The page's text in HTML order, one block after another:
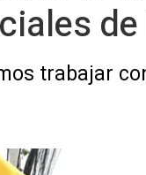
trabajar